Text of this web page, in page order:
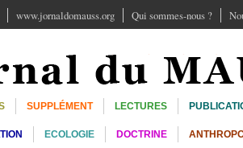
www.jornaldomauss.org Qui sommes-nous ?
SUPPLÉMENT LECTURES
ECOLOGIE DOCTRINE